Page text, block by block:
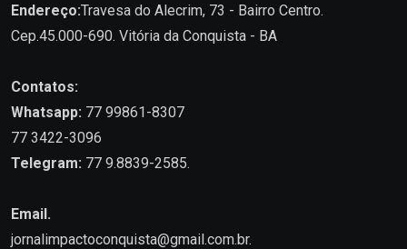
Endereço:Travesa do Alecrim, 73 - Bairro Centro.
Cep.45.000-690. Vitória da Conquista - BA
Contatos:
Whatsapp: 77 99861-8307
77 3422-3096
Telegram: 77 9.8839-2585.
Email.
jornalimpactoconquista@gmail.com.br.